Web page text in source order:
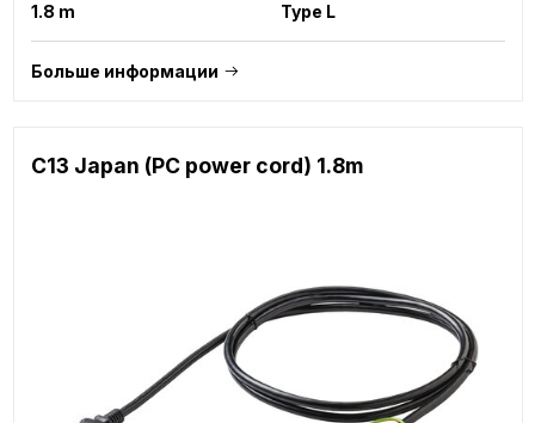
1.8 m Type L
Больше информации
C13 Japan (PC power cord) 1.8m